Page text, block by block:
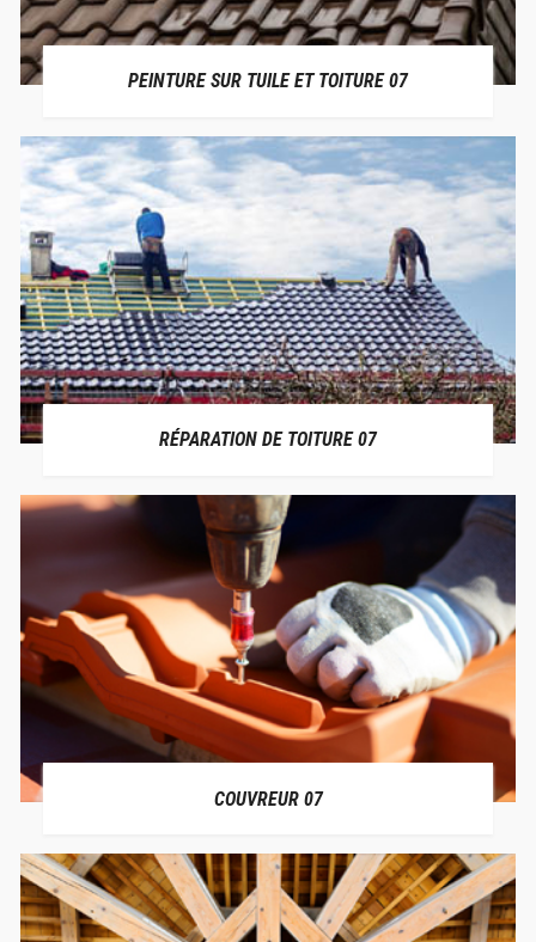
PEINTURE SUR TUILE ET TOITURE 07
RÉPARATION DE TOITURE 07
COUVREUR 07